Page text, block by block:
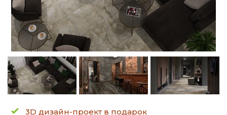
3D дизайн-проект в подарок